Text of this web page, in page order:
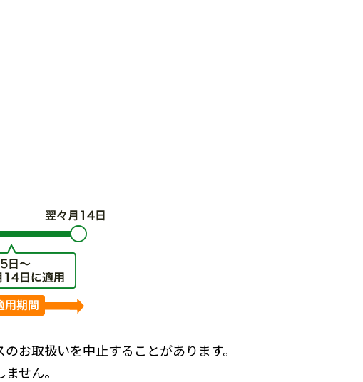
お取扱いを中止することがあります。
せん。